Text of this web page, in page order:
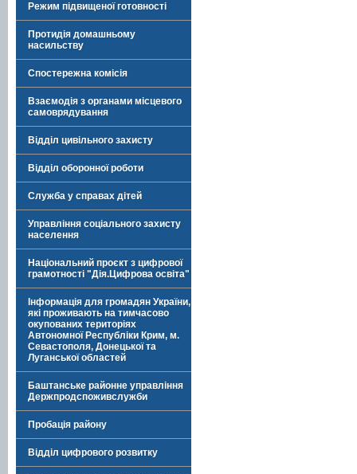
Режим підвищеної готовності
Протидія домашньому
насильству
Спостережна комісія
Взаємодія з органами місцевого
самоврядування
Відділ цивільного захисту
Відділ оборонної роботи
Служба у справах дітей
Управління соціального захисту
населення
Національний проєкт з цифрової
грамотності "Дія.Цифрова освіта"
Інформація для громадян України,
які проживають на тимчасово
окупованих територіях
Автономної Республіки Крим, м.
Севастополя, Донецької та
Луганської областей
Баштанське районне управління
Держпродспоживслужби
Пробація району
Відділ цифрового розвитку